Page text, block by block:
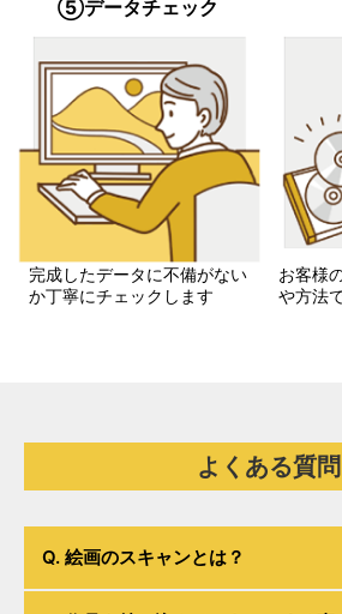
⑤データチェック
完成したデータに不備がない
か丁寧にチェックします
お客様
や方法
よくある質問
Q. 絵画のスキャンとは？